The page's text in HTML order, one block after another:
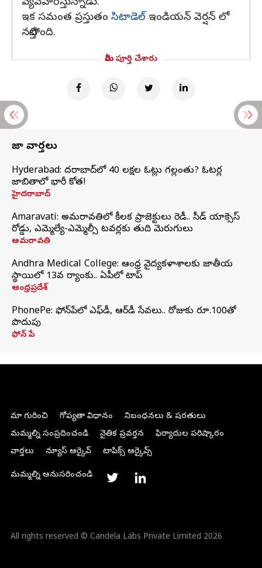
ఇక సమంత ప్రస్తుతం సిటాడెల్ ఇండియన్ వెర్షన్ లో
నటిస్తోంది.
మీరు పూర్తి చేశారు
తాజా వార్తలు
Hyderabad: హైదరాబాద్‌లో 40 లక్షల ఓట్లు గల్లంతు? ఓటర్ల
జాబితాలో భారీ కోత!
హైదరాబాద్
Amaravati: అమరావతిలో కీలక ప్రాజెక్టులు రెడీ.. సీడ్‌ యాక్సెస్‌
రోడ్డు, ఎమ్మెల్యే-ఎమ్మెల్సీ టవర్లకు తుది మెరుగులు
అమరావతి
Andhra Medical College: ఆంధ్ర వైద్యకళాశాలకు జాతీయ
స్థాయిలో 13వ ర్యాంకు.. ఏపీలో టాప్
ఆంధ్రప్రదేశ్
PhonePe: ఫోన్‌పేలో ఎఫ్‌డీ, ఆర్‌డీ సేవలు.. రోజుకు రూ.100తో
పొదుపు
ఫోన్‌ పే
మా గురించి గోప్యతా విధానం
నిబంధనలు & షరతులు
మమ్మల్ని సంప్రదించండి
నైతిక ప్రవర్తన
ఫిర్యాదుల పరిష్కారం
వార్తలు
న్యూస్ ఆర్కైవ్ టాపిక్స్ ఆర్కైవ్స్
మమ్మల్ని అనుసరించండి
All rights reserved © Candela Labs Private Limited 2026